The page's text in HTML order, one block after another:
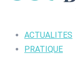
ACTUALITES
PRATIQUE